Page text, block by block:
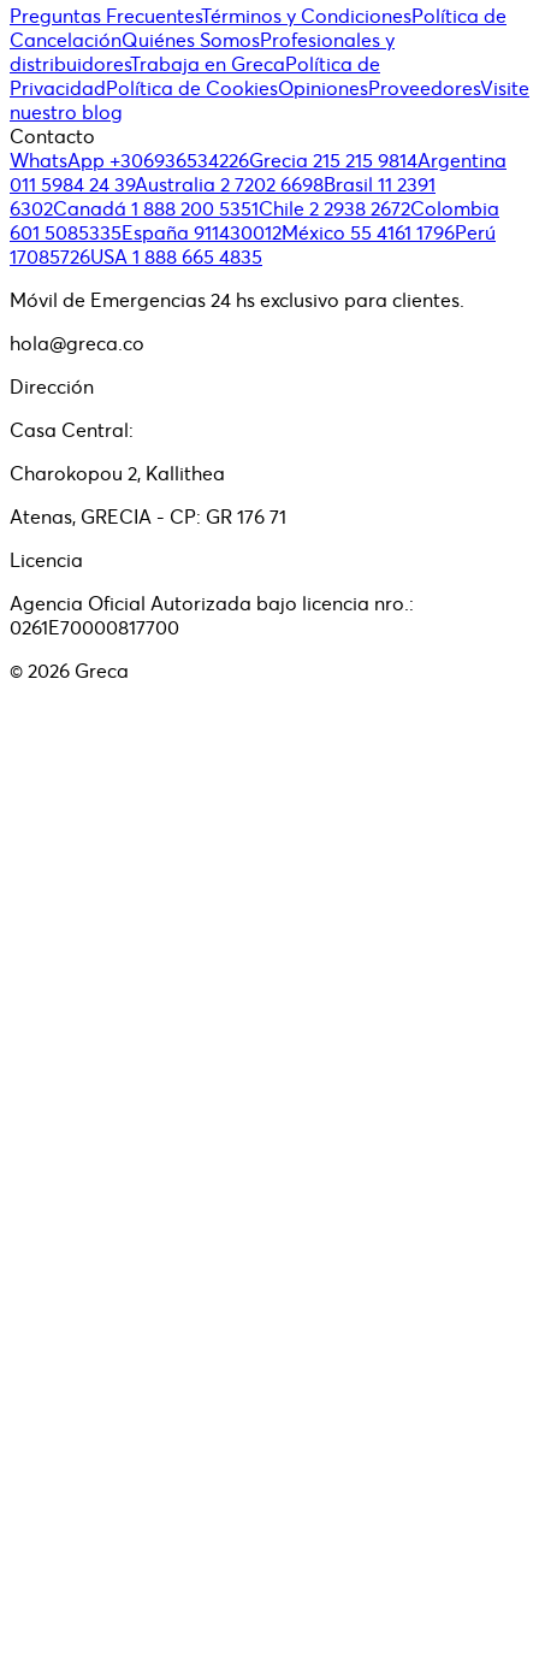
Preguntas FrecuentesTérminos y CondicionesPolítica de
CancelaciónQuiénes SomosProfesionales y
distribuidoresTrabaja en GrecaPolítica de
PrivacidadPolítica de CookiesOpinionesProveedoresVisite
nuestro blog
Contacto
WhatsApp +306936534226Grecia 215 215 9814Argentina
011 5984 24 39Australia 2 7202 6698Brasil 11 2391
6302Canadá 1 888 200 5351Chile 2 2938 2672Colombia
601 5085335España 911430012México 55 4161 1796Perú
17085726USA 1 888 665 4835
Móvil de Emergencias 24 hs exclusivo para clientes.
hola@greca.co
Dirección
Casa Central:
Charokopou 2, Kallithea
Atenas, GRECIA - CP: GR 176 71
Licencia
Agencia Oficial Autorizada bajo licencia nro.:
0261E70000817700
© 2026 Greca